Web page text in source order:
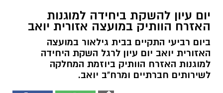
יום עיון להשקת ביחידה למוגנות
האזרח הוותיק במועצה אזורית יואב
ביום רביעי התקיים בבית גילאור במועצה
האזורית יואב יום עיון לרגל השקת היחידה
למוגנות האזרח הוותיק ביוזמת המחלקה
לשירותים חברתיים ומרח"ב יואב.